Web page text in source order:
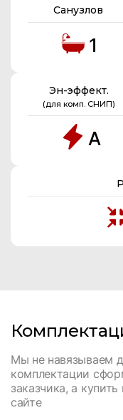
Санузлов
1
Эн-эффект.
(для комп. СНИП)
А
Мы не навязываем
комплектации
заказчика, а
сайте